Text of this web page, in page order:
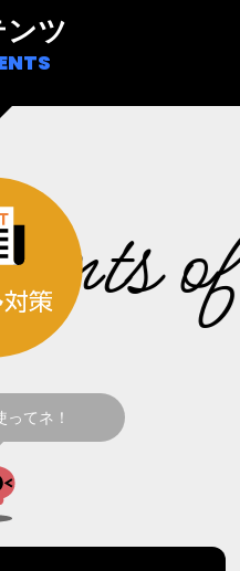
ンツ
of
てネ！